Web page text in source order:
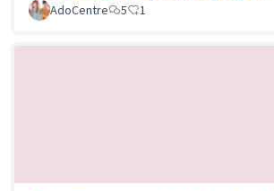
AdoCentre 5 1